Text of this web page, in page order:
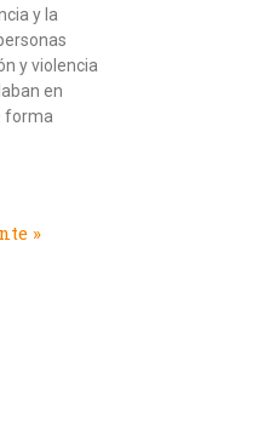
y la
y violencia
en
forma
»